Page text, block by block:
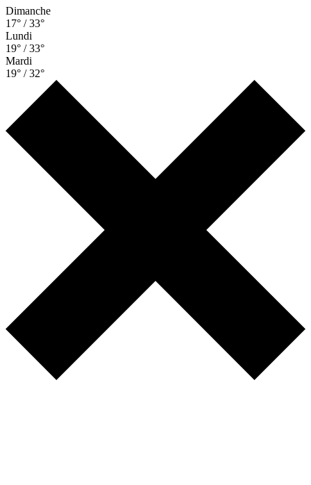
Dimanche
17° / 33°
Lundi
19° / 33°
Mardi
19° / 32°